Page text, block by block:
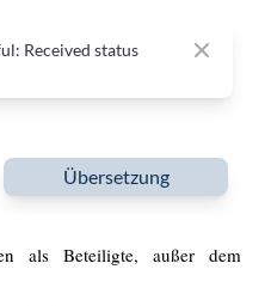
Received status
Close
Übersetzung
als Beteiligte, außer dem